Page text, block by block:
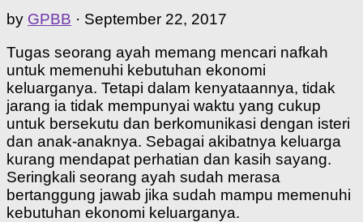
by GPBB · September 22, 2017
Tugas seorang ayah memang mencari nafkah
untuk memenuhi kebutuhan ekonomi
keluarganya. Tetapi dalam kenyataannya, tidak
jarang ia tidak mempunyai waktu yang cukup
untuk bersekutu dan berkomunikasi dengan isteri
dan anak-anaknya. Sebagai akibatnya keluarga
kurang mendapat perhatian dan kasih sayang.
Seringkali seorang ayah sudah merasa
bertanggung jawab jika sudah mampu memenuhi
kebutuhan ekonomi keluarganya.